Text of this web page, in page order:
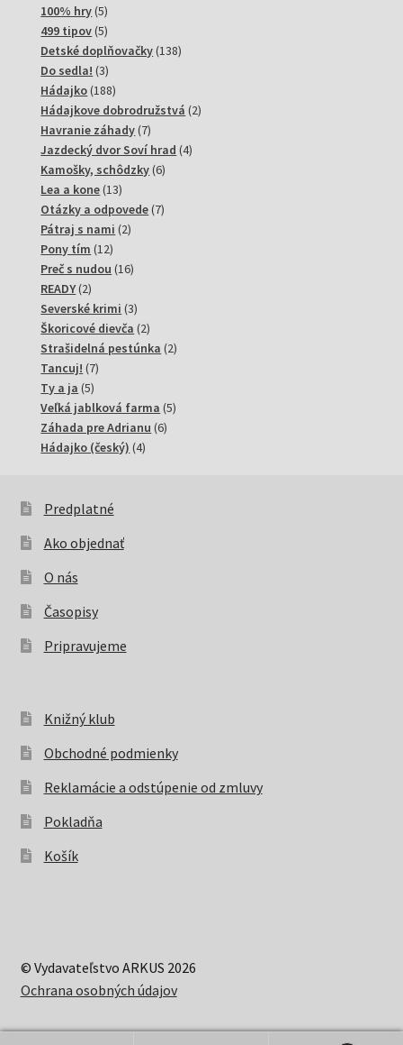
produktov
100% hry 55
produktov
499 tipov 55
produktov
Detské doplňovačky 138138
Do sedla! 33
produkty
Hádajko 188188
produktov
Hádajkove dobrodružstvá 22
Havranie záhady 77
produktov
Jazdecký dvor Soví hrad 44
Kamošky, schôdzky 66
Lea a kone 1313
produktov
Otázky a odpovede 77
Pátraj s nami 22
Pony tím 1212
produktov
Preč s nudou 1616
READY 22
produkty
Severské krimi 33
produkty
Škoricové dievča 22
produkty
Strašidelná pestúnka 22
Tancuj! 77
Ty a ja 55
produktov
Veľká jablková farma 55
Záhada pre Adrianu 66
Hádajko (český) 44
Predplatné
Ako objednať
O nás
Časopisy
Pripravujeme
Knižný klub
Obchodné podmienky
Reklamácie a odstúpenie od zmluvy
Pokladňa
Košík
© Vydavateľstvo ARKUS 2026
Ochrana osobných údajov